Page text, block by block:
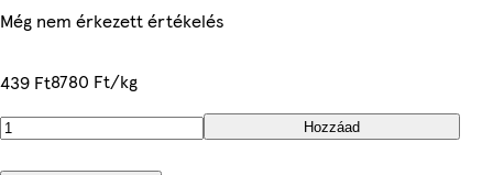
Még nem érkezett értékelés
439 Ft8780 Ft/kg
Hozzáad